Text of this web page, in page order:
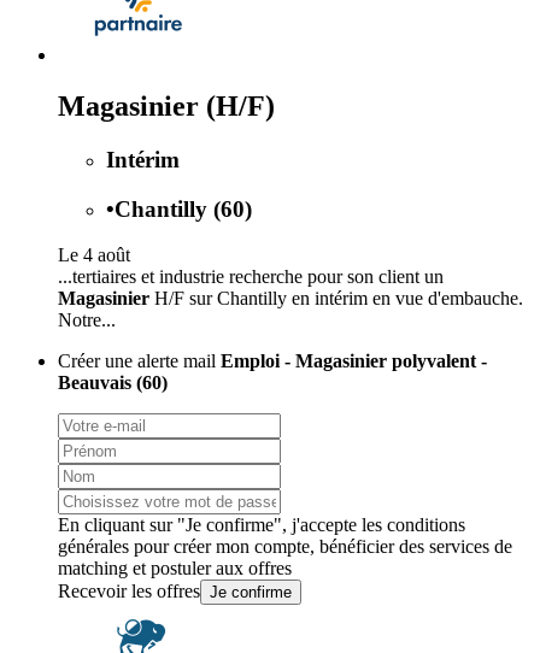
Magasinier (H/F)
Intérim
•Chantilly (60)
Le 4 août
...tertiaires et industrie recherche pour son client un
Magasinier H/F sur Chantilly en intérim en vue d'embauche.
Notre...
Créer une alerte mail Emploi - Magasinier polyvalent -
Beauvais (60)
En cliquant sur "Je confirme", j'accepte les conditions
générales pour créer mon compte, bénéficier des services de
matching et postuler aux offres
Recevoir les offres Je confirme